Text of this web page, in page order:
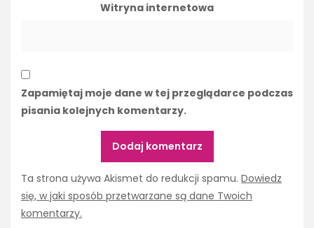
Witryna internetowa
Zapamiętaj moje dane w tej przeglądarce podczas
pisania kolejnych komentarzy.
Ta strona używa Akismet do redukcji spamu. Dowiedz
się, w jaki sposób przetwarzane są dane Twoich
komentarzy.